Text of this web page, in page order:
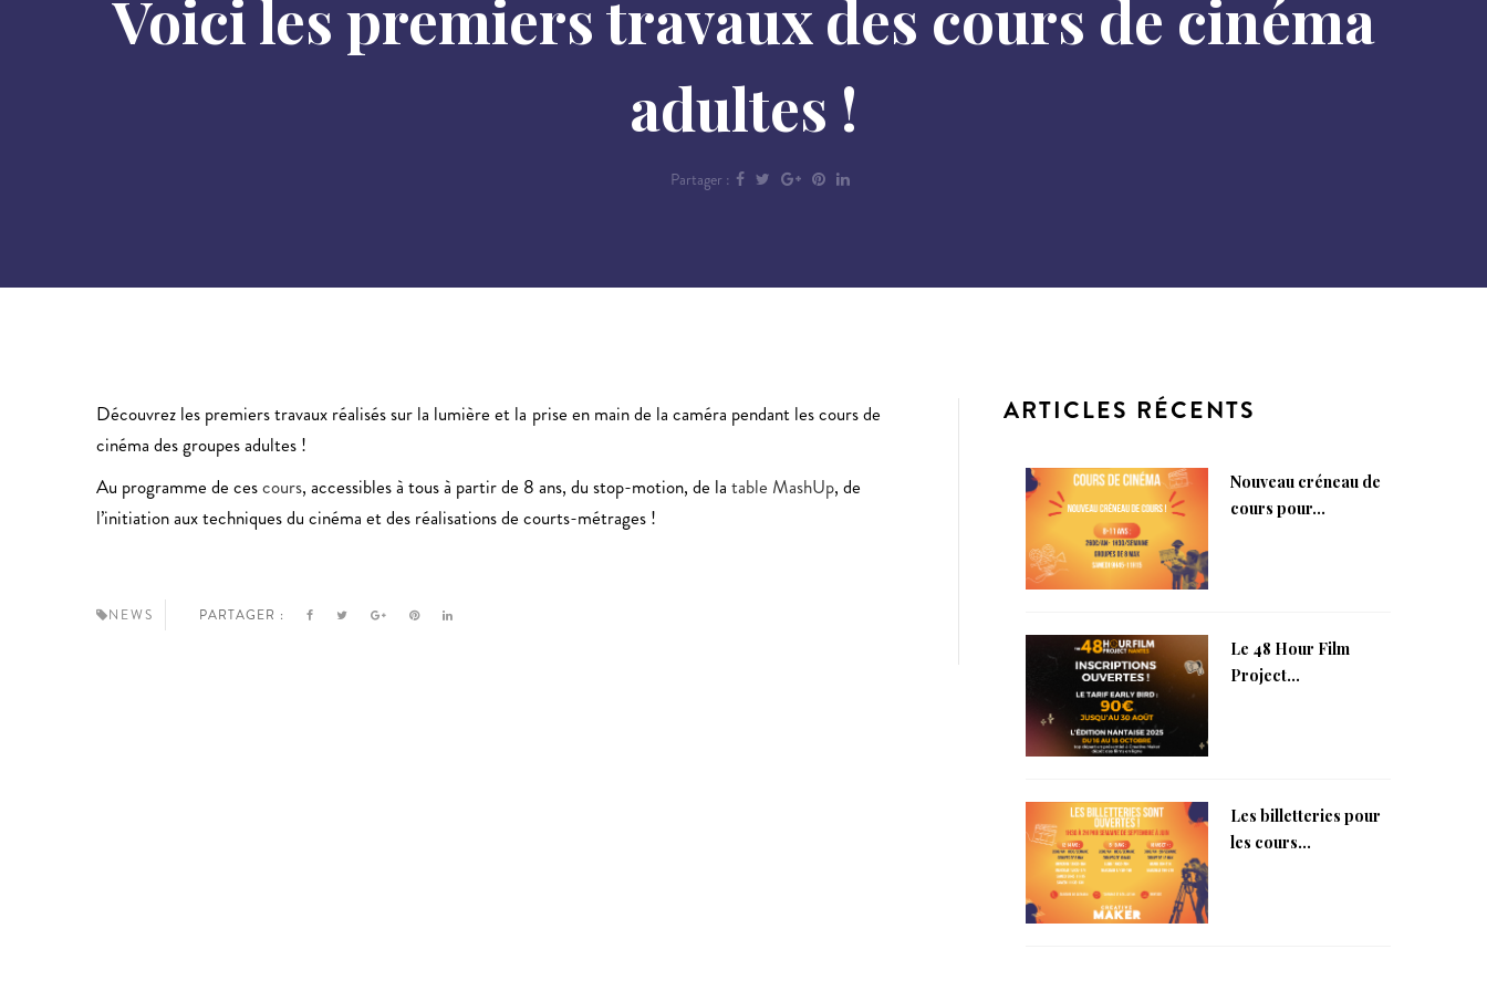
Voici les premiers travaux des cours de cinéma
adultes !
Partager :
Découvrez les premiers travaux réalisés sur la lumière et la prise en main de la caméra pendant les cours de
cinéma des groupes adultes !
Au programme de cescours, accessibles à tous à partir de 8 ans, du stop-motion, de la table MashUp, de
l’initiation aux techniques du cinéma et des réalisations de courts-métrages !
NEWS PARTAGER :
ARTICLES RÉCENTS
Nouveau créneau de
cours pour...
Le 48 Hour Film
Project...
Les billetteries pour
les cours...